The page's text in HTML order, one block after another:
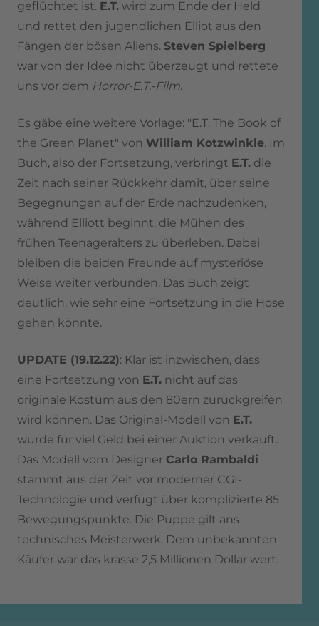
geflüchtet ist. E.T. wird zum Ende der Held
und rettet den jugendlichen Elliot aus den
Fängen der bösen Aliens. Steven Spielberg
war von der Idee nicht überzeugt und rettete
uns vor dem Horror-E.T.-Film.
Es gäbe eine weitere Vorlage: "E.T. The Book of
the Green Planet" von William Kotzwinkle. Im
Buch, also der Fortsetzung, verbringt E.T. die
Zeit nach seiner Rückkehr damit, über seine
Begegnungen auf der Erde nachzudenken,
während Elliott beginnt, die Mühen des
frühen Teenageralters zu überleben. Dabei
bleiben die beiden Freunde auf mysteriöse
Weise weiter verbunden. Das Buch zeigt
deutlich, wie sehr eine Fortsetzung in die Hose
gehen könnte.
UPDATE (19.12.22): Klar ist inzwischen, dass
eine Fortsetzung von E.T. nicht auf das
originale Kostüm aus den 80ern zurückgreifen
wird können. Das Original-Modell von E.T.
wurde für viel Geld bei einer Auktion verkauft.
Das Modell vom Designer Carlo Rambaldi
stammt aus der Zeit vor moderner CGI-
Technologie und verfügt über komplizierte 85
Bewegungspunkte. Die Puppe gilt ans
technisches Meisterwerk. Dem unbekannten
Käufer war das krasse 2,5 Millionen Dollar wert.